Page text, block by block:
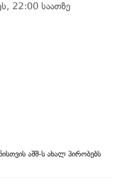
22:00 საათზე
აშშ-ს ახალ პირობებს